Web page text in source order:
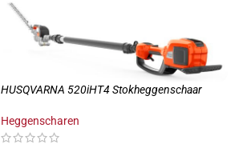
HUSQVARNA 520iHT4 Stokheggenschaar
Heggenscharen